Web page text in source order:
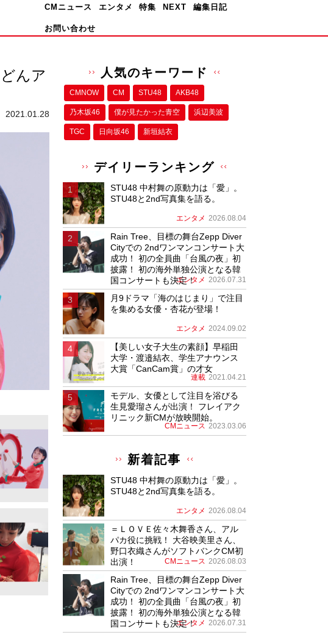
CMニュース エンタメ 特集 NEXT 編集日記
お問い合わせ
んア
2021.01.28
人気のキーワード
CMNOW CM STU48 AKB48
乃木坂46 僕が⾒たかった⻘空 浜辺美波
TGC 日向坂46 新垣結衣
デイリーランキング
STU48 中村舞の原動力は「愛」。
STU48と2nd写真集を語る。
エンタメ 2026.08.04
Rain Tree、目標の舞台Zepp Diver
Cityでの 2ndワンマンコンサート大
成功！ 初の全員曲「台風の夜」初
披露！ 初の海外単独公演となる韓
国コンサートも決定！
エンタメ 2026.07.31
月9ドラマ「海のはじまり」で注目
を集める女優・杏花が登場！
エンタメ 2024.09.02
【美しい女子大生の素顔】早稲田
大学・渡邉結衣、学生アナウンス
大賞「CanCam賞」の才女
連載 2021.04.21
モデル、女優として注目を浴びる
生見愛瑠さんが出演！ フレイアク
リニック新CMが放映開始。
CMニュース 2023.03.06
新着記事
STU48 中村舞の原動力は「愛」。
STU48と2nd写真集を語る。
エンタメ 2026.08.04
＝ＬＯＶＥ佐々木舞香さん、アル
パカ役に挑戦！ 大谷映美里さん、
野口衣織さんがソフトバンクCM初
出演！
CMニュース 2026.08.03
Rain Tree、目標の舞台Zepp Diver
Cityでの 2ndワンマンコンサート大
成功！ 初の全員曲「台風の夜」初
披露！ 初の海外単独公演となる韓
国コンサートも決定！
エンタメ 2026.07.31